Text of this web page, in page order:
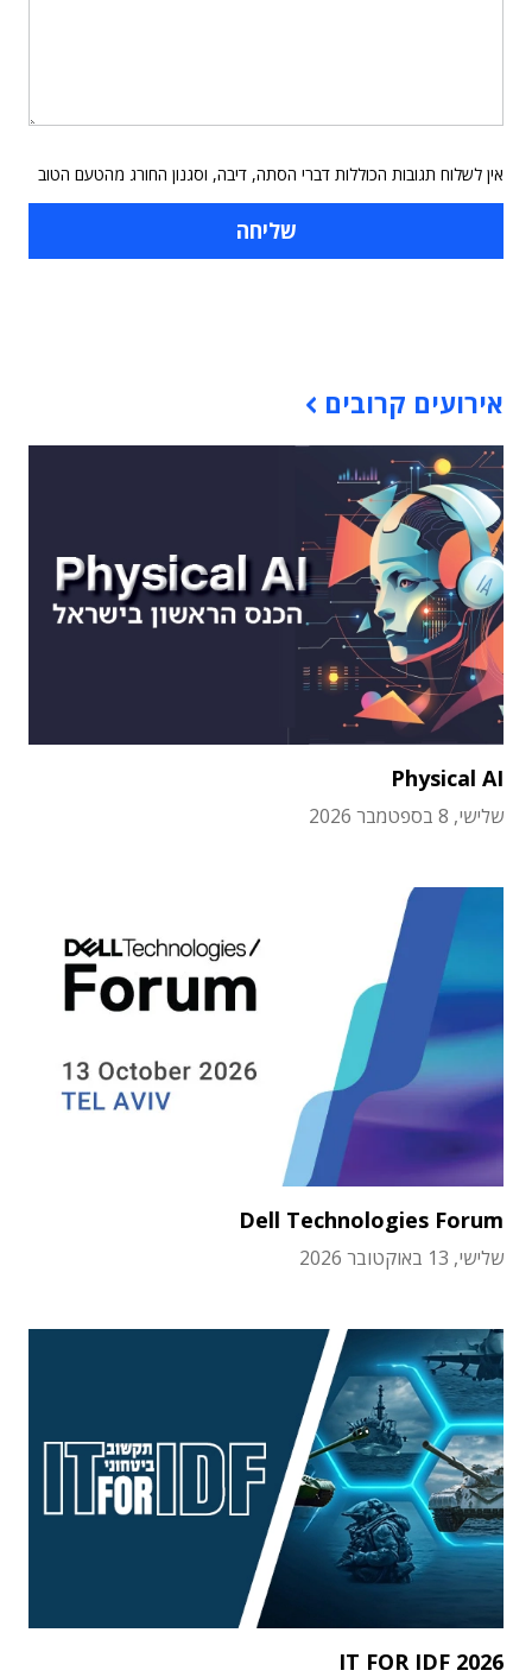
אין לשלוח תגובות הכוללות דברי הסתה, דיבה, וסגנון החורג מהטעם הטוב
אירועים קרובים
Physical AI
שלישי, 8 בספטמבר 2026
Dell Technologies Forum
שלישי, 13 באוקטובר 2026
IT FOR IDF 2026